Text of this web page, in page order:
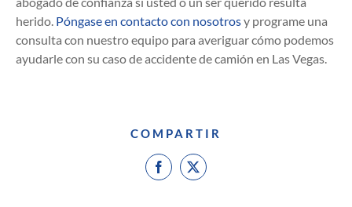
herido. Póngase en contacto con nosotrosy programe una
consulta con nuestro equipo para averiguar cómo podemos
ayudarle con su caso de accidente de camión en Las Vegas.
COMPARTIR
Facebook
X